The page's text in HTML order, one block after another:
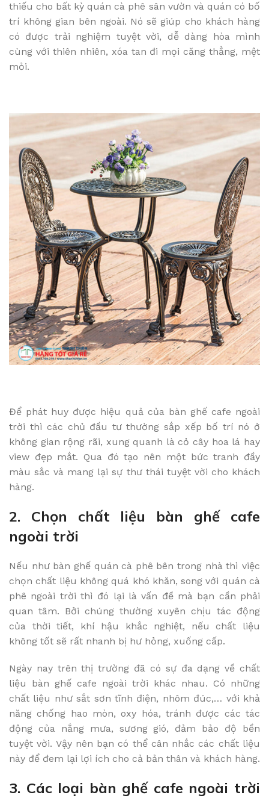
thiếu cho bất kỳ quán cà phê sân vườn và quán có bố
trí không gian bên ngoài. Nó sẽ giúp cho khách hàng
có được trải nghiệm tuyệt vời, dễ dàng hòa mình
cùng với thiên nhiên, xóa tan đi mọi căng thẳng, mệt
mỏi.
Để phát huy được hiệu quả của bàn ghế cafe ngoài
trời thì các chủ đầu tư thường sắp xếp bố trí nó ở
không gian rộng rãi, xung quanh là cỏ cây hoa lá hay
view đẹp mắt. Qua đó tạo nên một bức tranh đầy
màu sắc và mang lại sự thư thái tuyệt vời cho khách
hàng.
2. Chọn chất liệu bàn ghế cafe
ngoài trời
Nếu như bàn ghế quán cà phê bên trong nhà thì việc
chọn chất liệu không quá khó khăn, song với quán cà
phê ngoài trời thì đó lại là vấn đề mà bạn cần phải
quan tâm. Bởi chúng thường xuyên chịu tác động
của thời tiết, khí hậu khắc nghiệt, nếu chất liệu
không tốt sẽ rất nhanh bị hư hỏng, xuống cấp.
Ngày nay trên thị trường đã có sự đa dạng về chất
liệu bàn ghế cafe ngoài trời khác nhau. Có những
chất liệu như sắt sơn tĩnh điện, nhôm đúc,… với khả
năng chống hao mòn, oxy hóa, tránh được các tác
động của nắng mưa, sương gió, đảm bảo độ bền
tuyệt vời. Vậy nên bạn có thể cân nhắc các chất liệu
này để đem lại lợi ích cho cả bản thân và khách hàng.
3. Các loại bàn ghế cafe ngoài trời